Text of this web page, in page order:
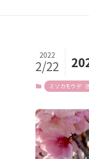
2022
2/22
ミソカモウデ（